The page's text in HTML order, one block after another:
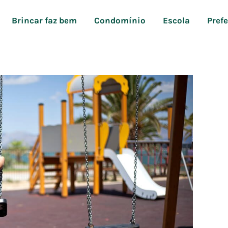
Brincar faz bem Condomínio Escola